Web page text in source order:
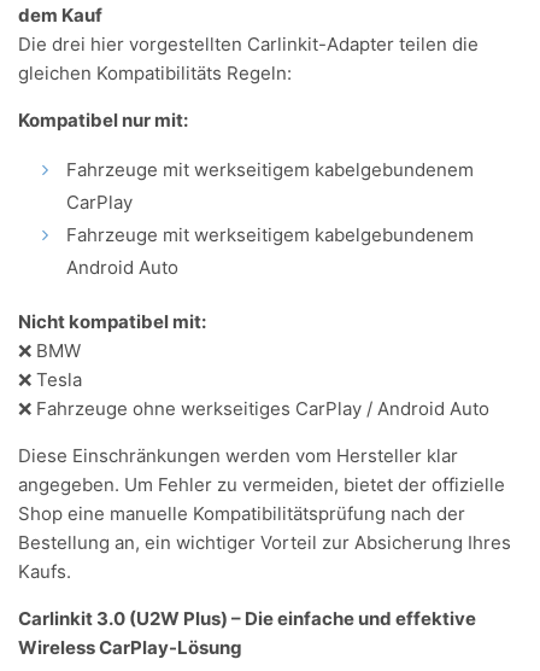
dem Kauf
Die drei hier vorgestellten Carlinkit-Adapter teilen die
gleichen Kompatibilitäts Regeln:
Kompatibel nur mit:
Fahrzeuge mit werkseitigem kabelgebundenem
CarPlay
Fahrzeuge mit werkseitigem kabelgebundenem
Android Auto
Nicht kompatibel mit:
❌ BMW
❌ Tesla
❌ Fahrzeuge ohne werkseitiges CarPlay / Android Auto
Diese Einschränkungen werden vom Hersteller klar
angegeben. Um Fehler zu vermeiden, bietet der offizielle
Shop eine manuelle Kompatibilitätsprüfung nach der
Bestellung an, ein wichtiger Vorteil zur Absicherung Ihres
Kaufs.
Carlinkit 3.0 (U2W Plus) – Die einfache und effektive
Wireless CarPlay-Lösung